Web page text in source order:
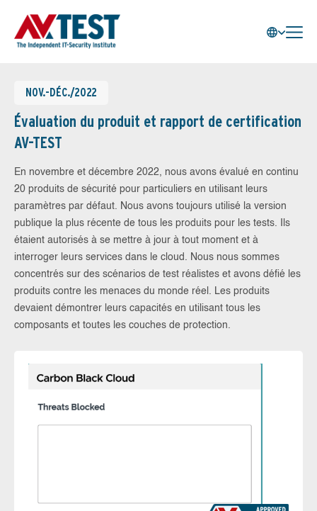
NOV.-DÉC./2022
Évaluation du produit et rapport de certification
AV-TEST
En novembre et décembre 2022, nous avons évalué en continu
20 produits de sécurité pour particuliers en utilisant leurs
paramètres par défaut. Nous avons toujours utilisé la version
publique la plus récente de tous les produits pour les tests. Ils
étaient autorisés à se mettre à jour à tout moment et à
interroger leurs services dans le cloud. Nous nous sommes
concentrés sur des scénarios de test réalistes et avons défié les
produits contre les menaces du monde réel. Les produits
devaient démontrer leurs capacités en utilisant tous les
composants et toutes les couches de protection.